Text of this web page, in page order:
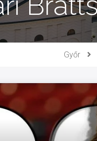
Győr